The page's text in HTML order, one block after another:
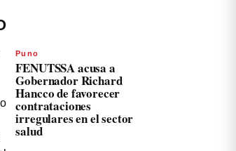
Puno
FENUTSSA acusa a
Gobernador Richard
Hancco de favorecer
contrataciones
irregulares en el sector
salud